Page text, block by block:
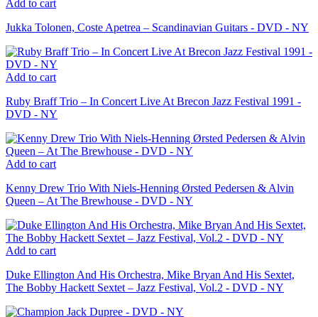
Add to cart
Jukka Tolonen, Coste Apetrea – Scandinavian Guitars - DVD - NY
Add to cart
Ruby Braff Trio – In Concert Live At Brecon Jazz Festival 1991 -
DVD - NY
Add to cart
Kenny Drew Trio With Niels-Henning Ørsted Pedersen & Alvin
Queen – At The Brewhouse - DVD - NY
Add to cart
Duke Ellington And His Orchestra, Mike Bryan And His Sextet,
The Bobby Hackett Sextet – Jazz Festival, Vol.2 - DVD - NY